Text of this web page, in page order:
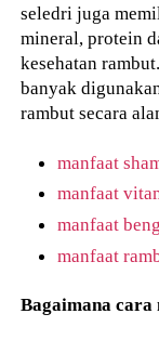
seledri juga
mineral, protein
kesehatan
banyak
rambut secara
manfaat
manfaat
manfaat
manfaat
Bagaimana cara